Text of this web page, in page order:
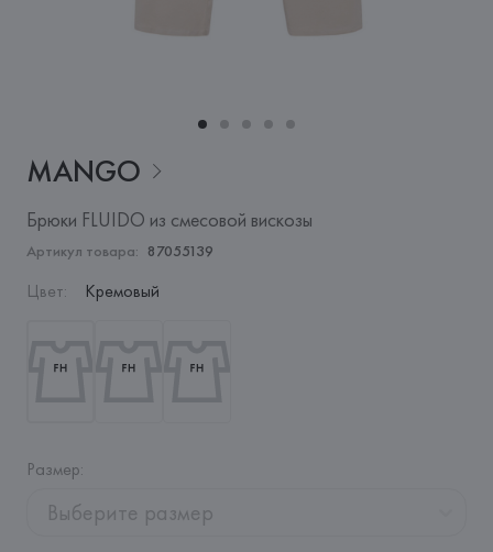
MANGO
Брюки FLUIDO из смесовой вискозы
Артикул товара: 87055139
Цвет: Кремовый
Размер:
Выберите размер